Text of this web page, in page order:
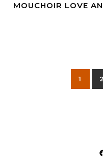
MOUCHOIR LOVE
1 2